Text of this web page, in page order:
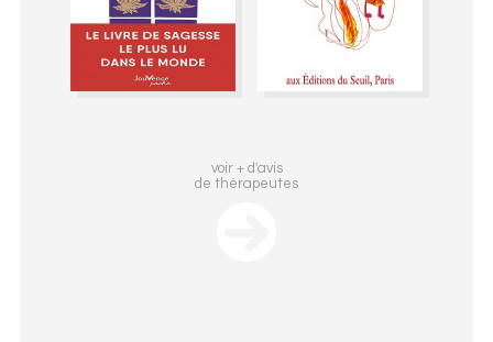
voir + d'avis
de thérapeutes